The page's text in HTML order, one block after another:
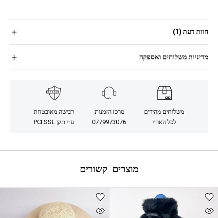
חוות דעת (1)
מדיניות משלוחים ואספקה
משלוחים מהירים
לכל הארץ
מרכז הזמנות:
0779973076
רכישה מאובטחת
ע״י תקן PCI SSL
מוצרים קשורים